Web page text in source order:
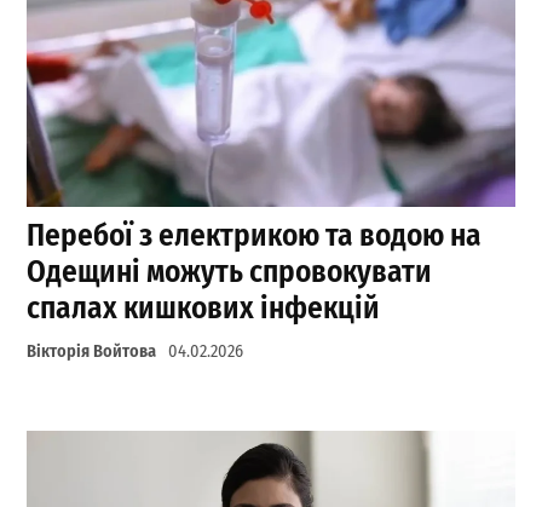
Перебої з електрикою та водою на
Одещині можуть спровокувати
спалах кишкових інфекцій
Вікторія Войтова 04.02.2026